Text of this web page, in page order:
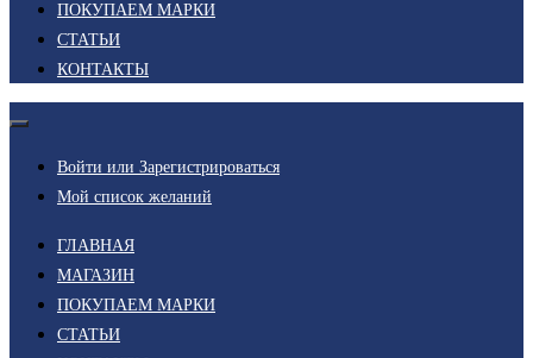
ПОКУПАЕМ МАРКИ
СТАТЬИ
КОНТАКТЫ
Войти или Зарегистрироваться
Мой список желаний
ГЛАВНАЯ
МАГАЗИН
ПОКУПАЕМ МАРКИ
СТАТЬИ